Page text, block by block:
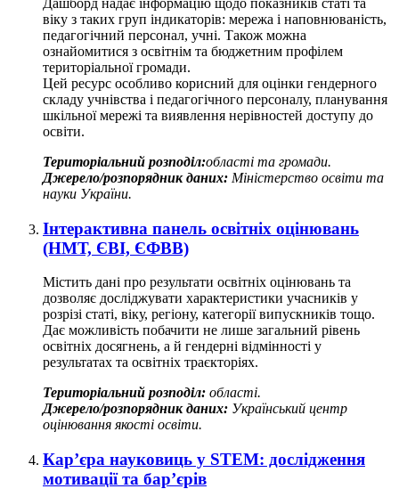
віку з таких груп індикаторів: мережа і наповнюваність,
педагогічний персонал, учні. Також можна
ознайомитися з освітнім та бюджетним профілем
територіальної громади.
Цей ресурс особливо корисний для оцінки гендерного
складу учнівства і педагогічного персоналу, планування
шкільної мережі та виявлення нерівностей доступу до
освіти.
Територіальний розподіл:області та громади.
Джерело/розпорядник даних: Міністерство освіти та
науки України.
Інтерактивна панель освітніх оцінювань
(НМТ, ЄВІ, ЄФВВ)
Містить дані про результати освітніх оцінювань та
дозволяє досліджувати характеристики учасників у
розрізі статі, віку, регіону, категорії випускників тощо.
Дає можливість побачити не лише загальний рівень
освітніх досягнень, а й гендерні відмінності у
результатах та освітніх траєкторіях.
Територіальний розподіл: області.
Джерело/розпорядник даних: Український центр
оцінювання якості освіти.
Кар’єра науковиць у STEM: дослідження
мотивації та бар’єрів